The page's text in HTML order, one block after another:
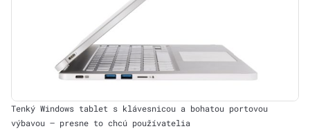
Tenký Windows tablet s klávesnicou a bohatou portovou
výbavou – presne to chcú používatelia